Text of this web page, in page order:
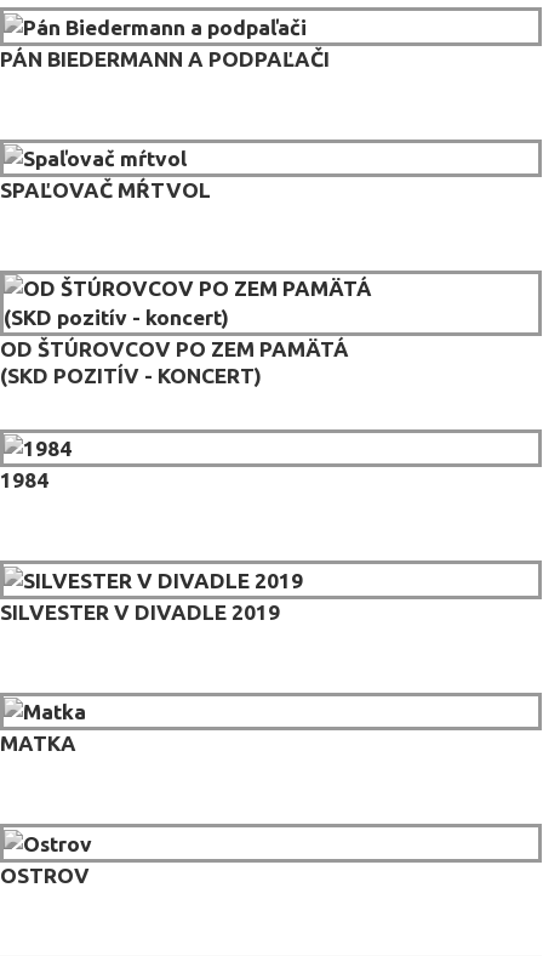
PÁN BIEDERMANN A PODPAĽAČI
SPAĽOVAČ MŔTVOL
OD ŠTÚROVCOV PO ZEM PAMÄTÁ
(SKD POZITÍV - KONCERT)
1984
SILVESTER V DIVADLE 2019
MATKA
OSTROV